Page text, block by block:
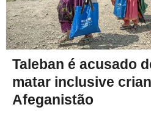
Taleban é acusado
matar inclusive
Afeganistão